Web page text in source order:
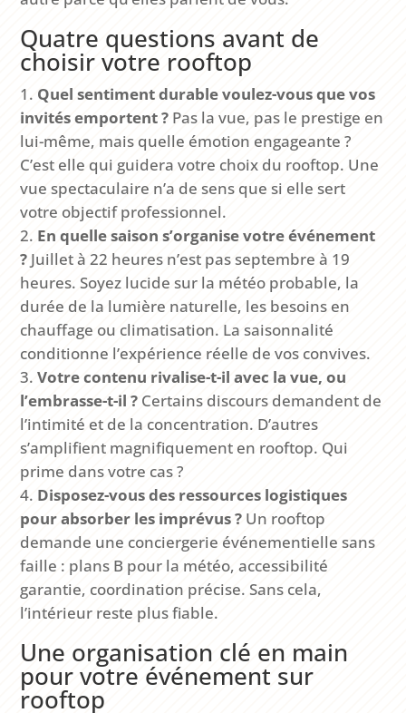
Quatre questions avant de
choisir votre rooftop
Quel sentiment durable voulez-vous que vos
invités emportent ? Pas la vue, pas le prestige en
lui-même, mais quelle émotion engageante ?
C’est elle qui guidera votre choix du rooftop. Une
vue spectaculaire n’a de sens que si elle sert
votre objectif professionnel.
En quelle saison s’organise votre événement
? Juillet à 22 heures n’est pas septembre à 19
heures. Soyez lucide sur la météo probable, la
durée de la lumière naturelle, les besoins en
chauffage ou climatisation. La saisonnalité
conditionne l’expérience réelle de vos convives.
Votre contenu rivalise-t-il avec la vue, ou
l’embrasse-t-il ? Certains discours demandent de
l’intimité et de la concentration. D’autres
s’amplifient magnifiquement en rooftop. Qui
prime dans votre cas ?
Disposez-vous des ressources logistiques
pour absorber les imprévus ? Un rooftop
demande une conciergerie événementielle sans
faille : plans B pour la météo, accessibilité
garantie, coordination précise. Sans cela,
l’intérieur reste plus fiable.
Une organisation clé en main
pour votre événement sur
rooftop